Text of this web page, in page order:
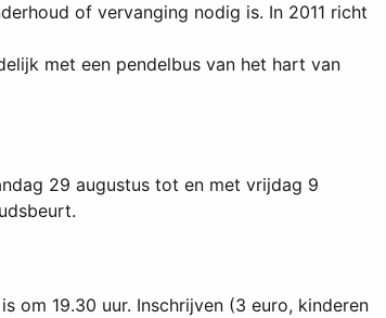
of vervanging nodig is. In 2011 richt
met een pendelbus van het hart van
29 augustus tot en met vrijdag 9
om 19.30 uur. Inschrijven (3 euro, kinderen